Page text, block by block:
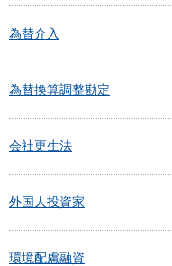
為替介入
為替換算調整勘定
会社更生法
外国人投資家
環境配慮融資